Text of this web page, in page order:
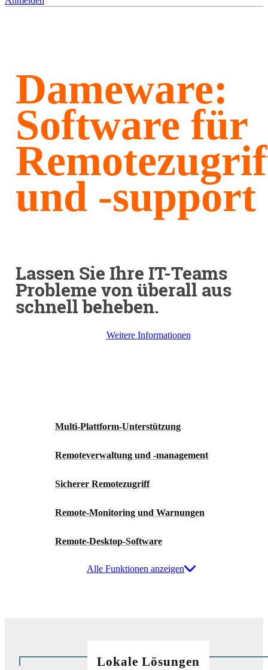
Dameware:
Software für
und ‑support
Lassen Sie Ihre IT-Teams
Probleme von überall aus
schnell beheben.
Weitere Informationen
Multi-Plattform-Unterstützung
Remote­verwaltung und ‑management
Sicherer Remotezugriff
Remote-Monitoring und Warnungen
Remote-Desktop-Software
Alle Funktionen anzeigen
Lokale Lösungen